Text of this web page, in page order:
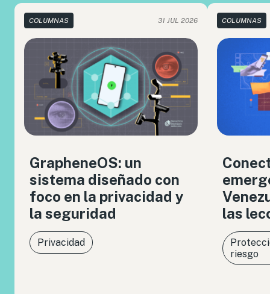
COLUMNAS 31 JUL 2026
GrapheneOS: un
sistema diseñado con
foco en la privacidad y
la seguridad
Privacidad
COLUMNAS
las
riesgo